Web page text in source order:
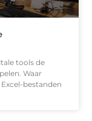
tools de
Waar
bestanden